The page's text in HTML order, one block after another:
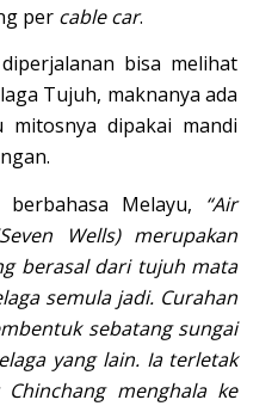
per cable car.
bisa melihat
Tujuh, maknanya ada
dipakai mandi
Melayu, “Air
Wells) merupakan
berasal dari tujuh mata
semula jadi. Curahan
sebatang sungai
yang lain. Ia terletak
menghala ke